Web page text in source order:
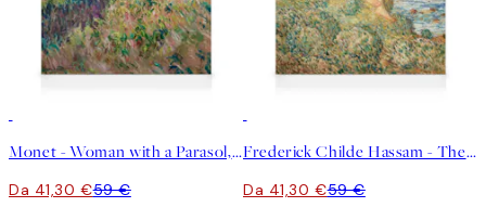
Monet - Woman with a Parasol, facing left Stampa su Tela
Da 41,30 €59 €
Frederick Childe Hassam - The Nymph and Sea Stampa su Tela
Da 41,30 €59 €